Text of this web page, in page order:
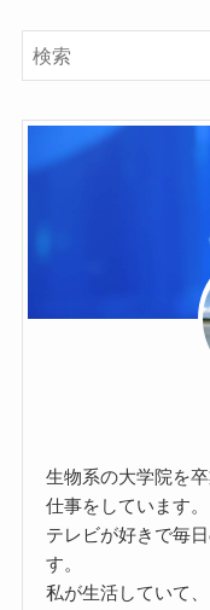
生物系の大学院を
仕事をしています。
テレビが好きで毎
す。
私が生活していて